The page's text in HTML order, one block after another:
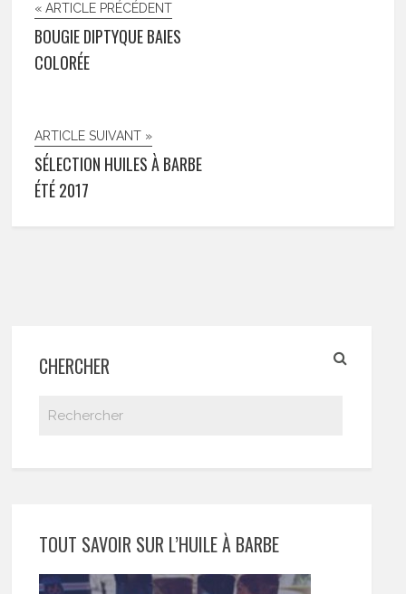
« ARTICLE PRÉCÉDENT
BOUGIE DIPTYQUE BAIES
COLORÉE
ARTICLE SUIVANT »
SÉLECTION HUILES À BARBE
ÉTÉ 2017
CHERCHER
TOUT SAVOIR SUR L’HUILE À BARBE